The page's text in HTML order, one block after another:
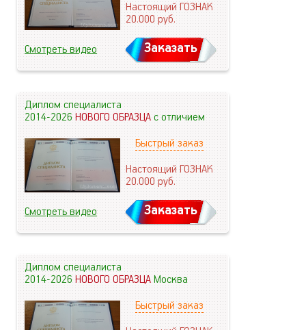
Настоящий ГОЗНАК
20.000руб.
Смотреть видео Заказать
Диплом специалиста
2014-2026НОВОГО ОБРАЗЦАс отличием
Быстрый заказ
Настоящий ГОЗНАК
20.000руб.
Смотреть видео Заказать
Диплом специалиста
2014-2026НОВОГО ОБРАЗЦАМосква
Быстрый заказ